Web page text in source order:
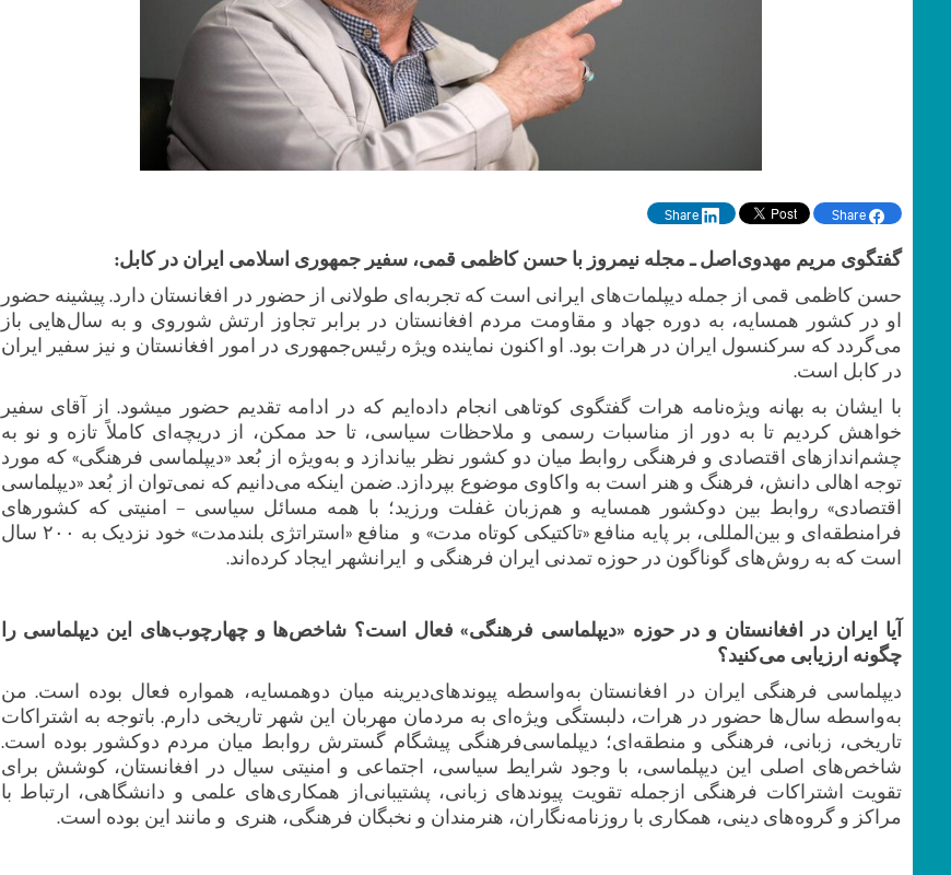
Share
Share
گفتگوی مریم مهدوی‌اصل ـ مجله نیمروز با حسن کاظمی قمی، سفیر جمهوری اسلامی ایران در کابل:
حسن کاظمی قمی از جمله دیپلمات‌های ایرانی است که تجربه‌ای طولانی از حضور در افغانستان دارد. پیشینه حضور
او در کشور همسایه، به دوره‌ جهاد و مقاومت مردم افغانستان در برابر تجاوز ارتش شوروی و به سال‌هایی باز
می‌گردد که سرکنسول ایران در هرات بود. او اکنون نماینده ویژه رئیس‌جمهوری در امور افغانستان و نیز سفیر ایران
در کابل است.
با ایشان به بهانه ویژه‌نامه هرات گفتگوی کوتاهی انجام داده‌ایم که در ادامه تقدیم حضور می‎شود. از آقای سفیر
خواهش کردیم تا به دور از مناسبات رسمی و ملاحظات سیاسی، تا حد ممکن، از دریچه‌ای کاملاً تازه و نو به
چشم‌اندازهای اقتصادی و فرهنگی روابط میان دو کشور نظر بیاندازد و به‌ویژه از بُعد «دیپلماسی فرهنگی» که مورد
توجه اهالی دانش، فرهنگ و هنر است به واکاوی موضوع بپردازد. ضمن ‌اینکه می‌دانیم که نمی‌توان از بُعد «دیپلماسی
اقتصادی» روابط بین ‌دوکشور همسایه و هم‌زبان غفلت‌ ورزید؛ با همه مسائل سیاسی – امنیتی که کشورهای
فرامنطقه‌ای و بین‌المللی، بر پایه منافع «تاکتیکی کوتاه‌ مدت» و منافع «استراتژی بلند‌مدت» خود نزدیک به ۲۰۰ سال‌
است که به روش‌های گوناگون در حوزه تمدنی ایران فرهنگی و ایرانشهر ایجاد کرده‌اند.
آیا ایران در افغانستان و در حوزه «دیپلماسی فرهنگی» فعال است؟ شاخص‌ها و چهارچوب‌های این دیپلماسی را
چگونه ارزیابی می‌کنید؟
دیپلماسی ‌فرهنگی ایران در افغانستان به‌واسطه پیوندهای‌دیرینه میان دوهمسایه، همواره فعال بوده است. من
به‌واسطه سال‌ها حضور در هرات، دلبستگی ویژه‌ای به مردمان‌ مهربان این شهر تاریخی دارم. باتوجه به اشتراکات
تاریخی، زبانی، فرهنگی و منطقه‌ای؛ دیپلماسی‌فرهنگی پیشگام گسترش روابط میان مردم دوکشور بوده است.
شاخص‌های اصلی این دیپلماسی، با وجود شرایط سیاسی، اجتماعی و امنیتی سیال در افغانستان، کوشش برای
تقویت اشتراکات فرهنگی ازجمله تقویت پیوندهای زبانی، پشتیبانی‌از همکاری‌های علمی و دانشگاهی، ارتباط با
مراکز و گروه‌های دینی، همکاری با روزنامه‌نگاران، هنرمندان و نخبگان ‌فرهنگی، هنری و مانند این بوده است.